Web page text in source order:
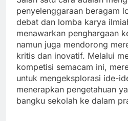
penyelenggaraan beragam
debat dan lomba karya
menawarkan penghargaan
namun juga mendorong
kritis dan inovatif. Melalui
kompetisi semacam ini,
untuk mengeksplorasi ide-
menerapkan pengetahuan
bangku sekolah ke dalam